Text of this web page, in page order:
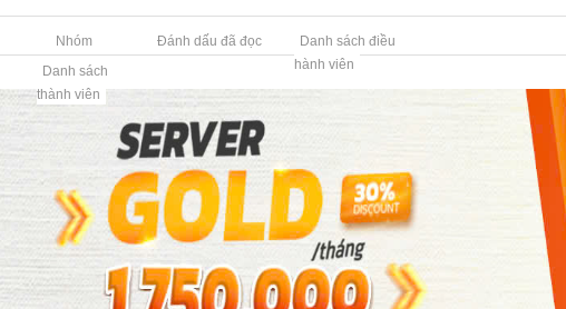
Nhóm
Danh sách
thành viên
Đánh dấu đã đọc
Danh sách điều
hành viên